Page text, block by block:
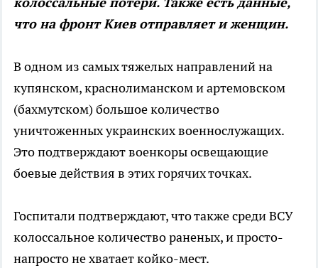
что на фронт Киев отправляет и женщин.
В одном из самых тяжелых направлений на
купянском, краснолиманском и артемовском
(бахмутском) большое количество
уничтоженных украинских военнослужащих.
Это подтверждают военкоры освещающие
боевые действия в этих горячих точках.
Госпитали подтверждают, что также среди ВСУ
колоссальное количество раненых, и просто-
напросто не хватает койко-мест.